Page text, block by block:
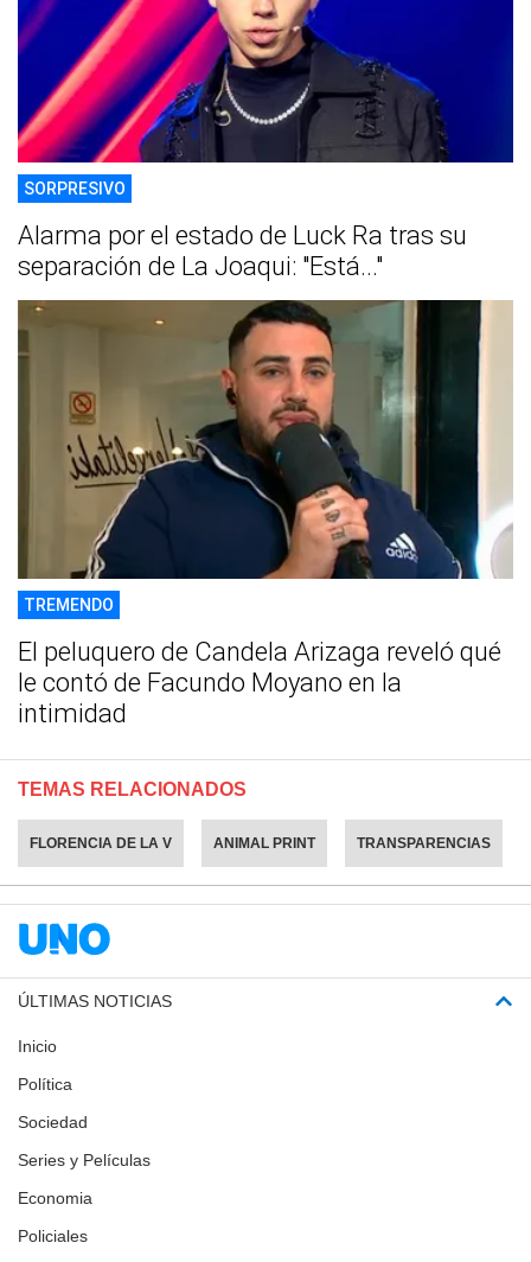
SORPRESIVO
Alarma por el estado de Luck Ra tras su
separación de La Joaqui: "Está..."
TREMENDO
El peluquero de Candela Arizaga reveló qué
le contó de Facundo Moyano en la
intimidad
TEMAS RELACIONADOS
FLORENCIA DE LA V ANIMAL PRINT TRANSPARENCIAS
ÚLTIMAS NOTICIAS
Inicio
Política
Sociedad
Series y Películas
Economia
Policiales